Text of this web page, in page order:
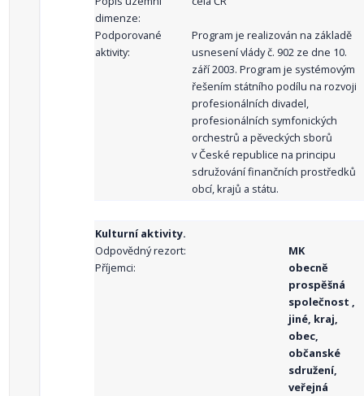
dimenze:
Podporované
aktivity:
Program je realizován na základě
usnesení vlády č. 902 ze dne 10.
září 2003. Program je systémovým
řešením státního podílu na rozvoji
profesionálních divadel,
profesionálních symfonických
orchestrů a pěveckých sborů
v České republice na principu
sdružování finančních prostředků
obcí, krajů a státu.
Kulturní aktivity.
Odpovědný rezort:
MK
Příjemci:
obecně
prospěšná
společnost ,
jiné, kraj,
obec,
občanské
sdružení,
veřejná